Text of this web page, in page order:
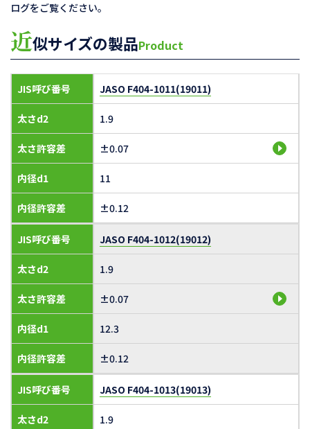
ログをご覧ください。
近似サイズの製品Product
JIS呼び番号
太さd2
太さ許容差
内径d1
内径許容差
JASO F404-1011(19011)
1.9
±0.07
11
±0.12
JIS呼び番号
太さd2
太さ許容差
内径d1
内径許容差
JASO F404-1012(19012)
1.9
±0.07
12.3
±0.12
JIS呼び番号
太さd2
JASO F404-1013(19013)
1.9